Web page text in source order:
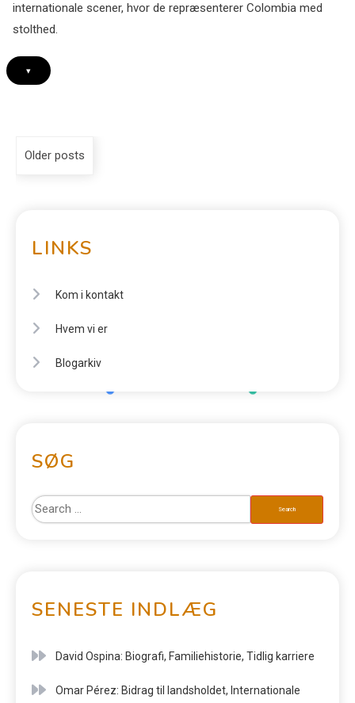
internationale scener, hvor de repræsenterer Colombia med
stolthed.
▾
Older posts
LINKS
Kom i kontakt
Hvem vi er
Blogarkiv
SØG
SENESTE INDLÆG
David Ospina: Biografi, Familiehistorie, Tidlig karriere
Omar Pérez: Bidrag til landsholdet, Internationale